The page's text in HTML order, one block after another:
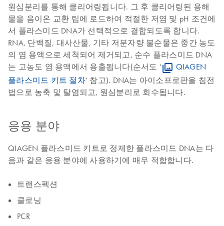
원심분리를 통해 클리어링됩니다. 그 후 클리어링된 용해
물을 음이온 교환 팁에 로드하여 적절한 저염 및 pH 조건에
서 플라스미드 DNA가 선택적으로 결합되도록 합니다.
RNA, 단백질, 대사산물, 기타 저분자량 불순물은 중간 농도
의 염 용액으로 세척되어 제거되고, 순수 플라스미드 DNA
는 고농도 염 용액에서 용출됩니다(순서도 ‘
QIAGEN
플라스미드 키트 절차’ 참고). DNA는 아이소프로판올 침전
법으로 농축 및 탈염되고, 원심분리로 회수됩니다.
응용 분야
QIAGEN 플라스미드 키트로 정제한 플라스미드 DNA는 다
음과 같은 응용 분야에 사용하기에 매우 적합합니다.
트랜스펙션
클로닝
PCR